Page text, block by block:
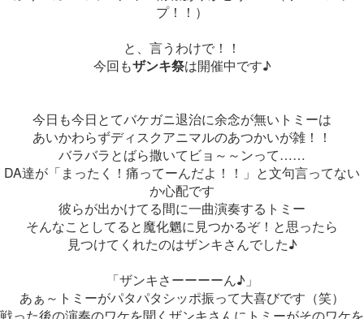
プ！！）
と、言うわけで！！
今回もザンキ祭は開催中です♪
今日も今日とてバケガニ退治に余念が無いトミーは
あいかわらずディスクアニマルのあつかいが雑！！
バラバラとばら撒いてビョ～～ンって……
DA達が「まったく！痛ってーんだよ！！」と文句言ってない
か心配です
彼らが出かけてる間に一曲演奏するトミー
そんなことしてると魔化魍に見つかるぞ！と思ったら
見つけてくれたのはザンキさんでした♪
「ザンキさーーーーん♪」
あぁ～トミーがパタパタシッポ振って大喜びです（笑）
戦った後の演奏のワケを聞くザンキさんにトミーがそのワケを